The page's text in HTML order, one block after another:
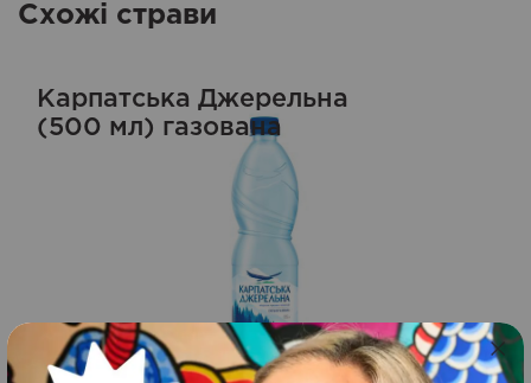
Схожі страви
Карпатська Джерельна
(500 мл) газована
35грн. 500мл ЗАМОВИТИ